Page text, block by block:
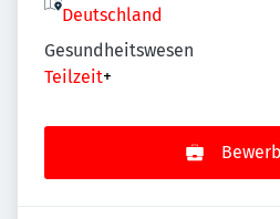
Deutschland
Gesundheitswesen
Teilzeit+